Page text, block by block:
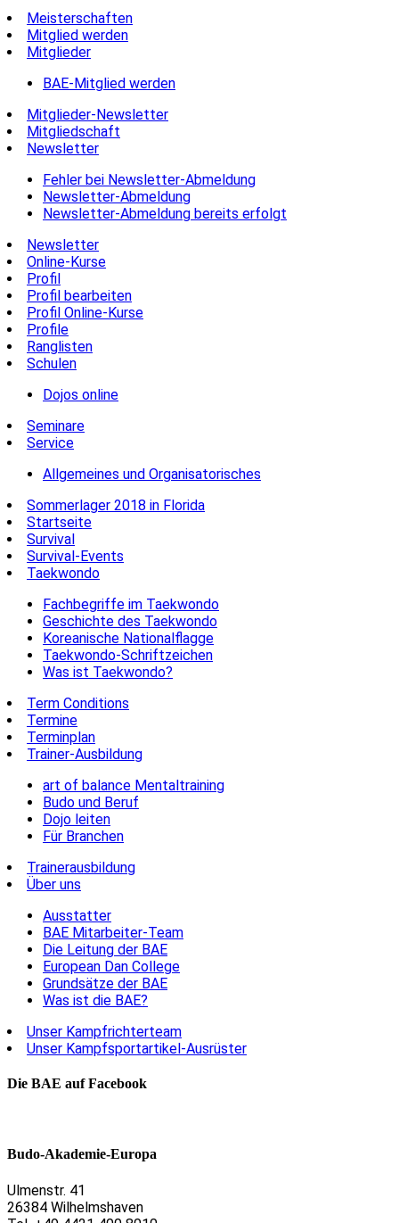
Meisterschaften
Mitglied werden
Mitglieder
BAE-Mitglied werden
Mitglieder-Newsletter
Mitgliedschaft
Newsletter
Fehler bei Newsletter-Abmeldung
Newsletter-Abmeldung
Newsletter-Abmeldung bereits erfolgt
Newsletter
Online-Kurse
Profil
Profil bearbeiten
Profil Online-Kurse
Profile
Ranglisten
Schulen
Dojos online
Seminare
Service
Allgemeines und Organisatorisches
Sommerlager 2018 in Florida
Startseite
Survival
Survival-Events
Taekwondo
Fachbegriffe im Taekwondo
Geschichte des Taekwondo
Koreanische Nationalflagge
Taekwondo-Schriftzeichen
Was ist Taekwondo?
Term Conditions
Termine
Terminplan
Trainer-Ausbildung
art of balance Mentaltraining
Budo und Beruf
Dojo leiten
Für Branchen
Trainerausbildung
Über uns
Ausstatter
BAE Mitarbeiter-Team
Die Leitung der BAE
European Dan College
Grundsätze der BAE
Was ist die BAE?
Unser Kampfrichterteam
Unser Kampfsportartikel-Ausrüster
Die BAE auf Facebook
Budo-Akademie-Europa
Ulmenstr. 41
26384 Wilhelmshaven